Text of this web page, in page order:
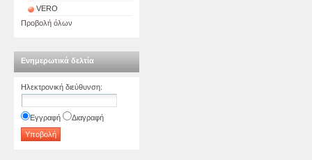
VERO
Προβολή όλων
Ενημερωτικά δελτία
Ηλεκτρονική διεύθυνση:
Εγγραφή Διαγραφή